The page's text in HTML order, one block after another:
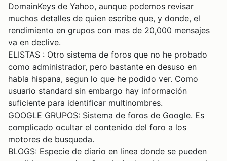
DomainKeys de Yahoo, aunque podemos revisar
muchos detalles de quien escribe que, y donde, el
rendimiento en grupos con mas de 20,000 mensajes
va en declive.
ELISTAS : Otro sistema de foros que no he probado
como administrador, pero bastante en desuso en
habla hispana, segun lo que he podido ver. Como
usuario standard sin embargo hay información
suficiente para identificar multinombres.
GOOGLE GRUPOS: Sistema de foros de Google. Es
complicado ocultar el contenido del foro a los
motores de busqueda.
BLOGS: Especie de diario en linea donde se pueden